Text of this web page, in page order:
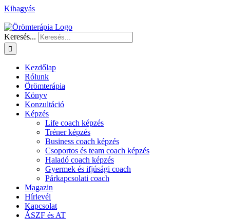
Kihagyás
Keresés...
Kezdőlap
Rólunk
Örömterápia
Könyv
Konzultáció
Képzés
Life coach képzés
Tréner képzés
Business coach képzés
Csoportos és team coach képzés
Haladó coach képzés
Gyermek és ifjúsági coach
Párkapcsolati coach
Magazin
Hírlevél
Kapcsolat
ÁSZF és AT